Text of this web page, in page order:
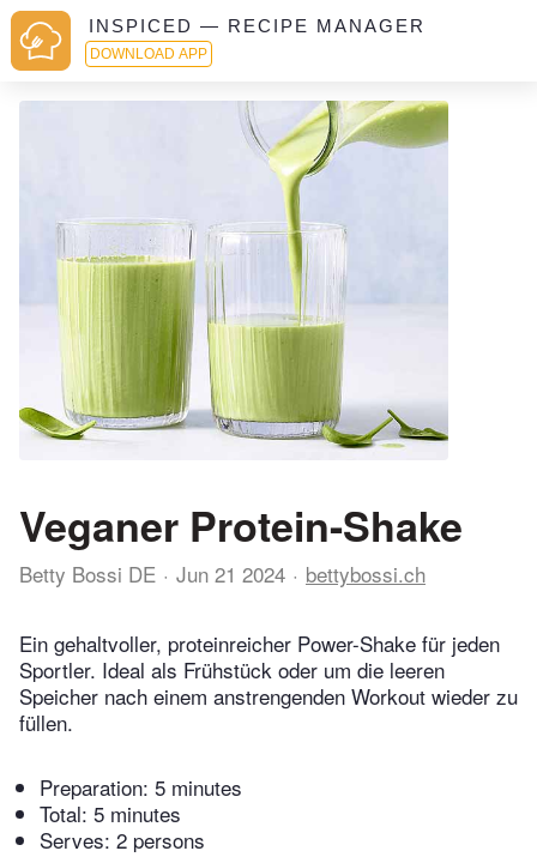
INSPICED — RECIPE MANAGER
DOWNLOAD APP
Veganer Protein-Shake
Betty Bossi DE Jun 21 2024 bettybossi.ch
Ein gehaltvoller, proteinreicher Power-Shake für jeden
Sportler. Ideal als Frühstück oder um die leeren
Speicher nach einem anstrengenden Workout wieder zu
füllen.
Preparation: 5 minutes
Total: 5 minutes
Serves: 2 persons